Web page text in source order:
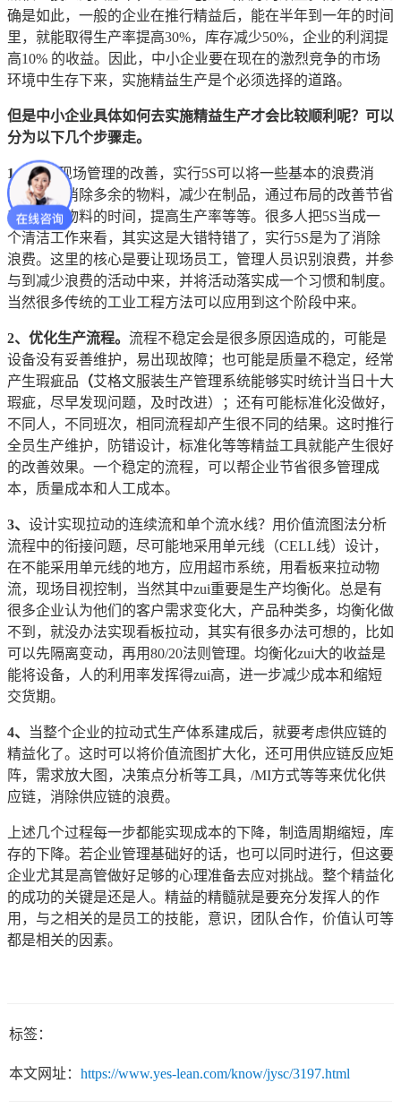
确是如此，一般的企业在推行精益后，能在半年到一年的时间
里，就能取得生产率提高30%，库存减少50%，企业的利润提
高10% 的收益。因此，中小企业要在现在的激烈竞争的市场
环境中生存下来，实施精益生产是个必须选择的道路。
但是中小企业具体如何去实施精益生产才会比较顺利呢？可以
分为以下几个步骤走。
1、 5S及现场管理的改善，实行5S可以将一些基本的浪费消
除，比如消除多余的物料，减少在制品，通过布局的改善节省
工人取放物料的时间，提高生产率等等。很多人把5S当成一
个清洁工作来看，其实这是大错特错了，实行5S是为了消除
浪费。这里的核心是要让现场员工，管理人员识别浪费，并参
与到减少浪费的活动中来，并将活动落实成一个习惯和制度。
当然很多传统的工业工程方法可以应用到这个阶段中来。
2、优化生产流程。 流程不稳定会是很多原因造成的，可能是
设备没有妥善维护，易出现故障；也可能是质量不稳定，经常
产生瑕疵品 （艾格文服装生产管理系统能够实时统计当日十大
瑕疵，尽早发现问题，及时改进）；还有可能标准化没做好，
不同人，不同班次，相同流程却产生很不同的结果。这时推行
全员生产维护，防错设计，标准化等等精益工具就能产生很好
的改善效果。一个稳定的流程，可以帮企业节省很多管理成
本，质量成本和人工成本。
3、 设计实现拉动的连续流和单个流水线？用价值流图法分析
流程中的衔接问题，尽可能地采用单元线（CELL线）设计，
在不能采用单元线的地方，应用超市系统，用看板来拉动物
流，现场目视控制，当然其中zui重要是生产均衡化。总是有
很多企业认为他们的客户需求变化大，产品种类多，均衡化做
不到，就没办法实现看板拉动，其实有很多办法可想的，比如
可以先隔离变动，再用80/20法则管理。均衡化zui大的收益是
能将设备，人的利用率发挥得zui高，进一步减少成本和缩短
交货期。
4、
当整个企业的拉动式生产体系建成后，就要考虑供应链的
精益化了。这时可以将价值流图扩大化，还可用供应链反应矩
阵，需求放大图，决策点分析等工具，/MI方式等等来优化供
应链，消除供应链的浪费。
上述几个过程每一步都能实现成本的下降，制造周期缩短，库
存的下降。若企业管理基础好的话，也可以同时进行，但这要
企业尤其是高管做好足够的心理准备去应对挑战。整个精益化
的成功的关键是还是人。精益的精髓就是要充分发挥人的作
用，与之相关的是员工的技能，意识，团队合作，价值认可等
都是相关的因素。
标签：
本文网址： https://www.yes-lean.com/know/jysc/3197.html